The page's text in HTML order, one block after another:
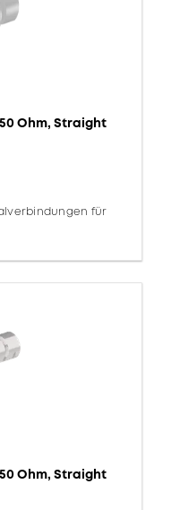
50 Ohm, Straight
für
50 Ohm, Straight